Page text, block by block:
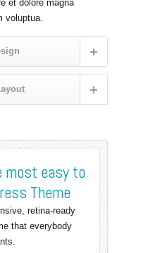
et dolore magna
voluptua.
most easy to
Theme
retina-ready
that everybody